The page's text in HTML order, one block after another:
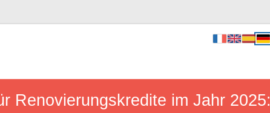
Renovierungskredite im Jahr 2025: